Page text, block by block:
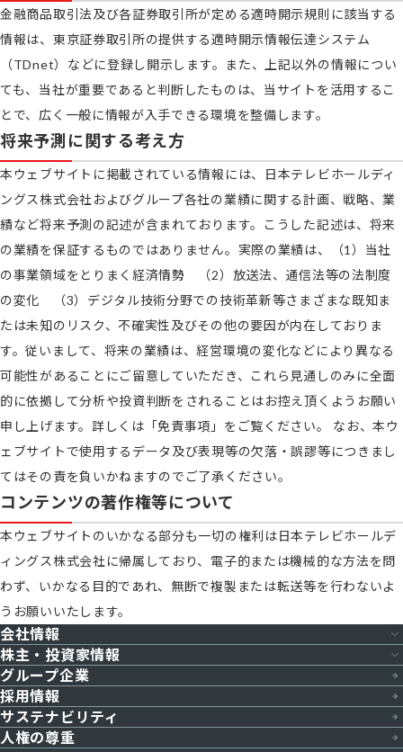
金融商品取引法及び各証券取引所が定める適時開示規則に該当する
情報は、東京証券取引所の提供する適時開示情報伝達システム
（TDnet）などに登録し開示します。また、上記以外の情報につい
ても、当社が重要であると判断したものは、当サイトを活用するこ
とで、広く一般に情報が入手できる環境を整備します。
将来予測に関する考え方
本ウェブサイトに掲載されている情報には、日本テレビホールディ
ングス株式会社およびグループ各社の業績に関する計画、戦略、業
績など将来予測の記述が含まれております。こうした記述は、将来
の業績を保証するものではありません。実際の業績は、（1）当社
の事業領域をとりまく経済情勢 （2）放送法、通信法等の法制度
の変化 （3）デジタル技術分野での技術革新等さまざまな既知ま
たは未知のリスク、不確実性及びその他の要因が内在しておりま
す。従いまして、将来の業績は、経営環境の変化などにより異なる
可能性があることにご留意していただき、これら見通しのみに全面
的に依拠して分析や投資判断をされることはお控え頂くようお願い
申し上げます。詳しくは「免責事項」をご覧ください。 なお、本ウ
ェブサイトで使用するデータ及び表現等の欠落・誤謬等につきまし
てはその責を負いかねますのでご了承ください。
コンテンツの著作権等について
本ウェブサイトのいかなる部分も一切の権利は日本テレビホールデ
ィングス株式会社に帰属しており、電子的または機械的な方法を問
わず、いかなる目的であれ、無断で複製または転送等を行わないよ
うお願いいたします。
会社情報
会社概要
役員一覧
株主・投資家情報
株主・投資家情報トップ
決算短信
グループ企業
採用情報
サステナビリティ
人権の尊重